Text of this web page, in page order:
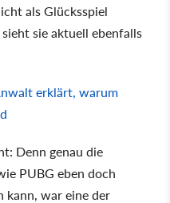
als Glücksspiel
sie aktuell ebenfalls
erklärt, warum
Denn genau die
PUBG eben doch
kann, war eine der